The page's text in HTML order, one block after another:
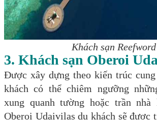
Khách sạn Reefword
3. Khách sạn Oberoi
Được xây dựng theo kiến trúc
khách có thể chiêm ngưỡng
xung quanh tường hoặc trần nhà
Oberoi Udaivilas du khách sẽ được